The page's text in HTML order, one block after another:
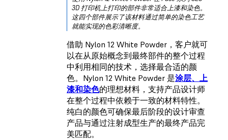
3D 打印机上打印的部件非常适合上漆和染色。
这四个部件展示了该材料通过简单的染色工艺
就能实现的色彩清晰度。
借助 Nylon 12 White Powder，客户就可
以在从原始概念到最终部件的整个过程
中利用相同的技术，选择最合适的颜
色。Nylon 12 White Powder 是涂层、上
漆和染色的理想材料，支持产品设计师
在整个过程中依赖于一致的材料特性。
纯白的颜色可确保最后阶段的设计审查
产品与通过注射成型生产的最终产品完
美匹配。